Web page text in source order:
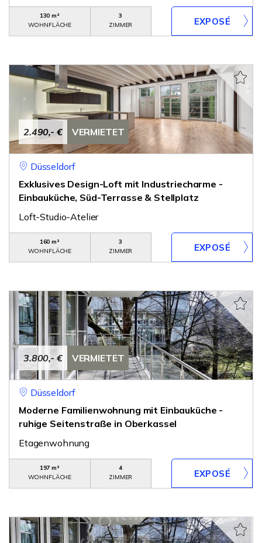
130 m²
WOHNFLÄCHE
3
ZIMMER
2.490,- € VERMIETET
Düsseldorf
Exklusives Design-Loft mit Industriecharme -
Einbauküche, Süd-Terrasse & Stellplatz
Loft-Studio-Atelier
160 m²
WOHNFLÄCHE
3
ZIMMER
3.800,- € VERMIETET
Düsseldorf
Moderne Familienwohnung mit Einbauküche -
ruhige Seitenstraße in Oberkassel
Etagenwohnung
197 m²
WOHNFLÄCHE
4
ZIMMER